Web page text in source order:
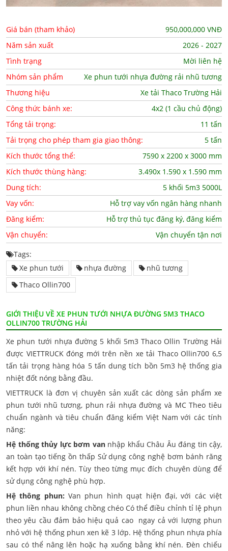
Giá bán (tham khảo) 950,000,000 VNĐ
Năm sản xuất
2026 - 2027
Tình trạng
Mời liên hệ
Nhóm sản phẩm
Xe phun tưới nhựa đường rải nhũ tương
Thương hiệu
Xe tải Thaco Trường Hải
Công thức bánh xe:
4x2 (1 cầu chủ động)
Tổng tải trọng:
11 tấn
Tải trọng cho phép tham gia giao thông:
5 tấn
Kích thước tổng thể:
7590 x 2200 x 3000 mm
Kích thước thùng hàng:
3.490x 1.590 x 1.590 mm
Dung tích:
5 khối 5m3 5000L
Vay vốn:
Hỗ trợ vay vốn ngân hàng nhanh
Đăng kiểm:
Hỗ trợ thủ tục đăng ký, đăng kiểm
Vận chuyển:
Vận chuyển tận nơi
Tags:
Xe phun tưới
nhựa đường
nhũ tương
Thaco Ollin700
GIỚI THIỆU VỀ XE PHUN TƯỚI NHỰA ĐƯỜNG 5M3 THACO
OLLIN700 TRƯỜNG HẢI
Xe phun tưới nhựa đường 5 khối 5m3 Thaco Ollin Trường Hải
được VIETTRUCK đóng mới trên nền xe tải Thaco Ollin700 6,5
tấn tải trọng hàng hóa 5 tấn dung tích bồn 5m3 hệ thống gia
nhiệt đốt nóng bằng đầu.
VIETTRUCK là đơn vị chuyên sản xuất các dòng sản phẩm xe
phun tưới nhũ tương, phun rải nhựa đường và MC Theo tiêu
chuẩn ngành và tiêu chuẩn đăng kiểm Việt Nam với các tính
năng:
Hệ thống thủy lực bơm vannhập khẩu Châu Âu đáng tin cậy,
an toàn tạo tiếng ồn thấp Sử dụng công nghệ bơm bánh răng
kết hợp với khí nén. Tùy theo từng mục đích chuyên dùng để
sử dụng công nghệ phù hợp.
Hệ thông phun:Van phun hình quạt hiện đại, với các việt
phun liền nhau không chồng chéo Có thể điều chỉnh tỉ lệ phụn
theo yêu cầu đảm bảo hiệu quả cao ngay cả với lượng phun
nhỏ với hệ thống phun xen kẽ 3 lớp. Hệ thống phun nhựa phía
sau có thể nâng lên hoặc hạ xuống bằng khí nén. Đèn chiếu